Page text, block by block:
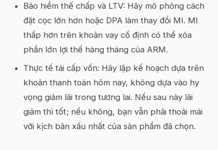
Bảo hiểm thế chấp và LTV: Hãy mô phỏng cách
đặt cọc lớn hơn hoặc DPA làm thay đổi MI. MI
thấp hơn trên khoản vay cố định có thể xóa
phần lớn lợi thế hàng tháng của ARM.
Thực tế tái cấp vốn: Hãy lập kế hoạch dựa trên
khoản thanh toán hôm nay, không dựa vào hy
vọng giảm lãi trong tương lai. Nếu sau này lãi
giảm thì tốt; nếu không, bạn vẫn phải thoải mái
với kịch bản xấu nhất của sản phẩm đã chọn.